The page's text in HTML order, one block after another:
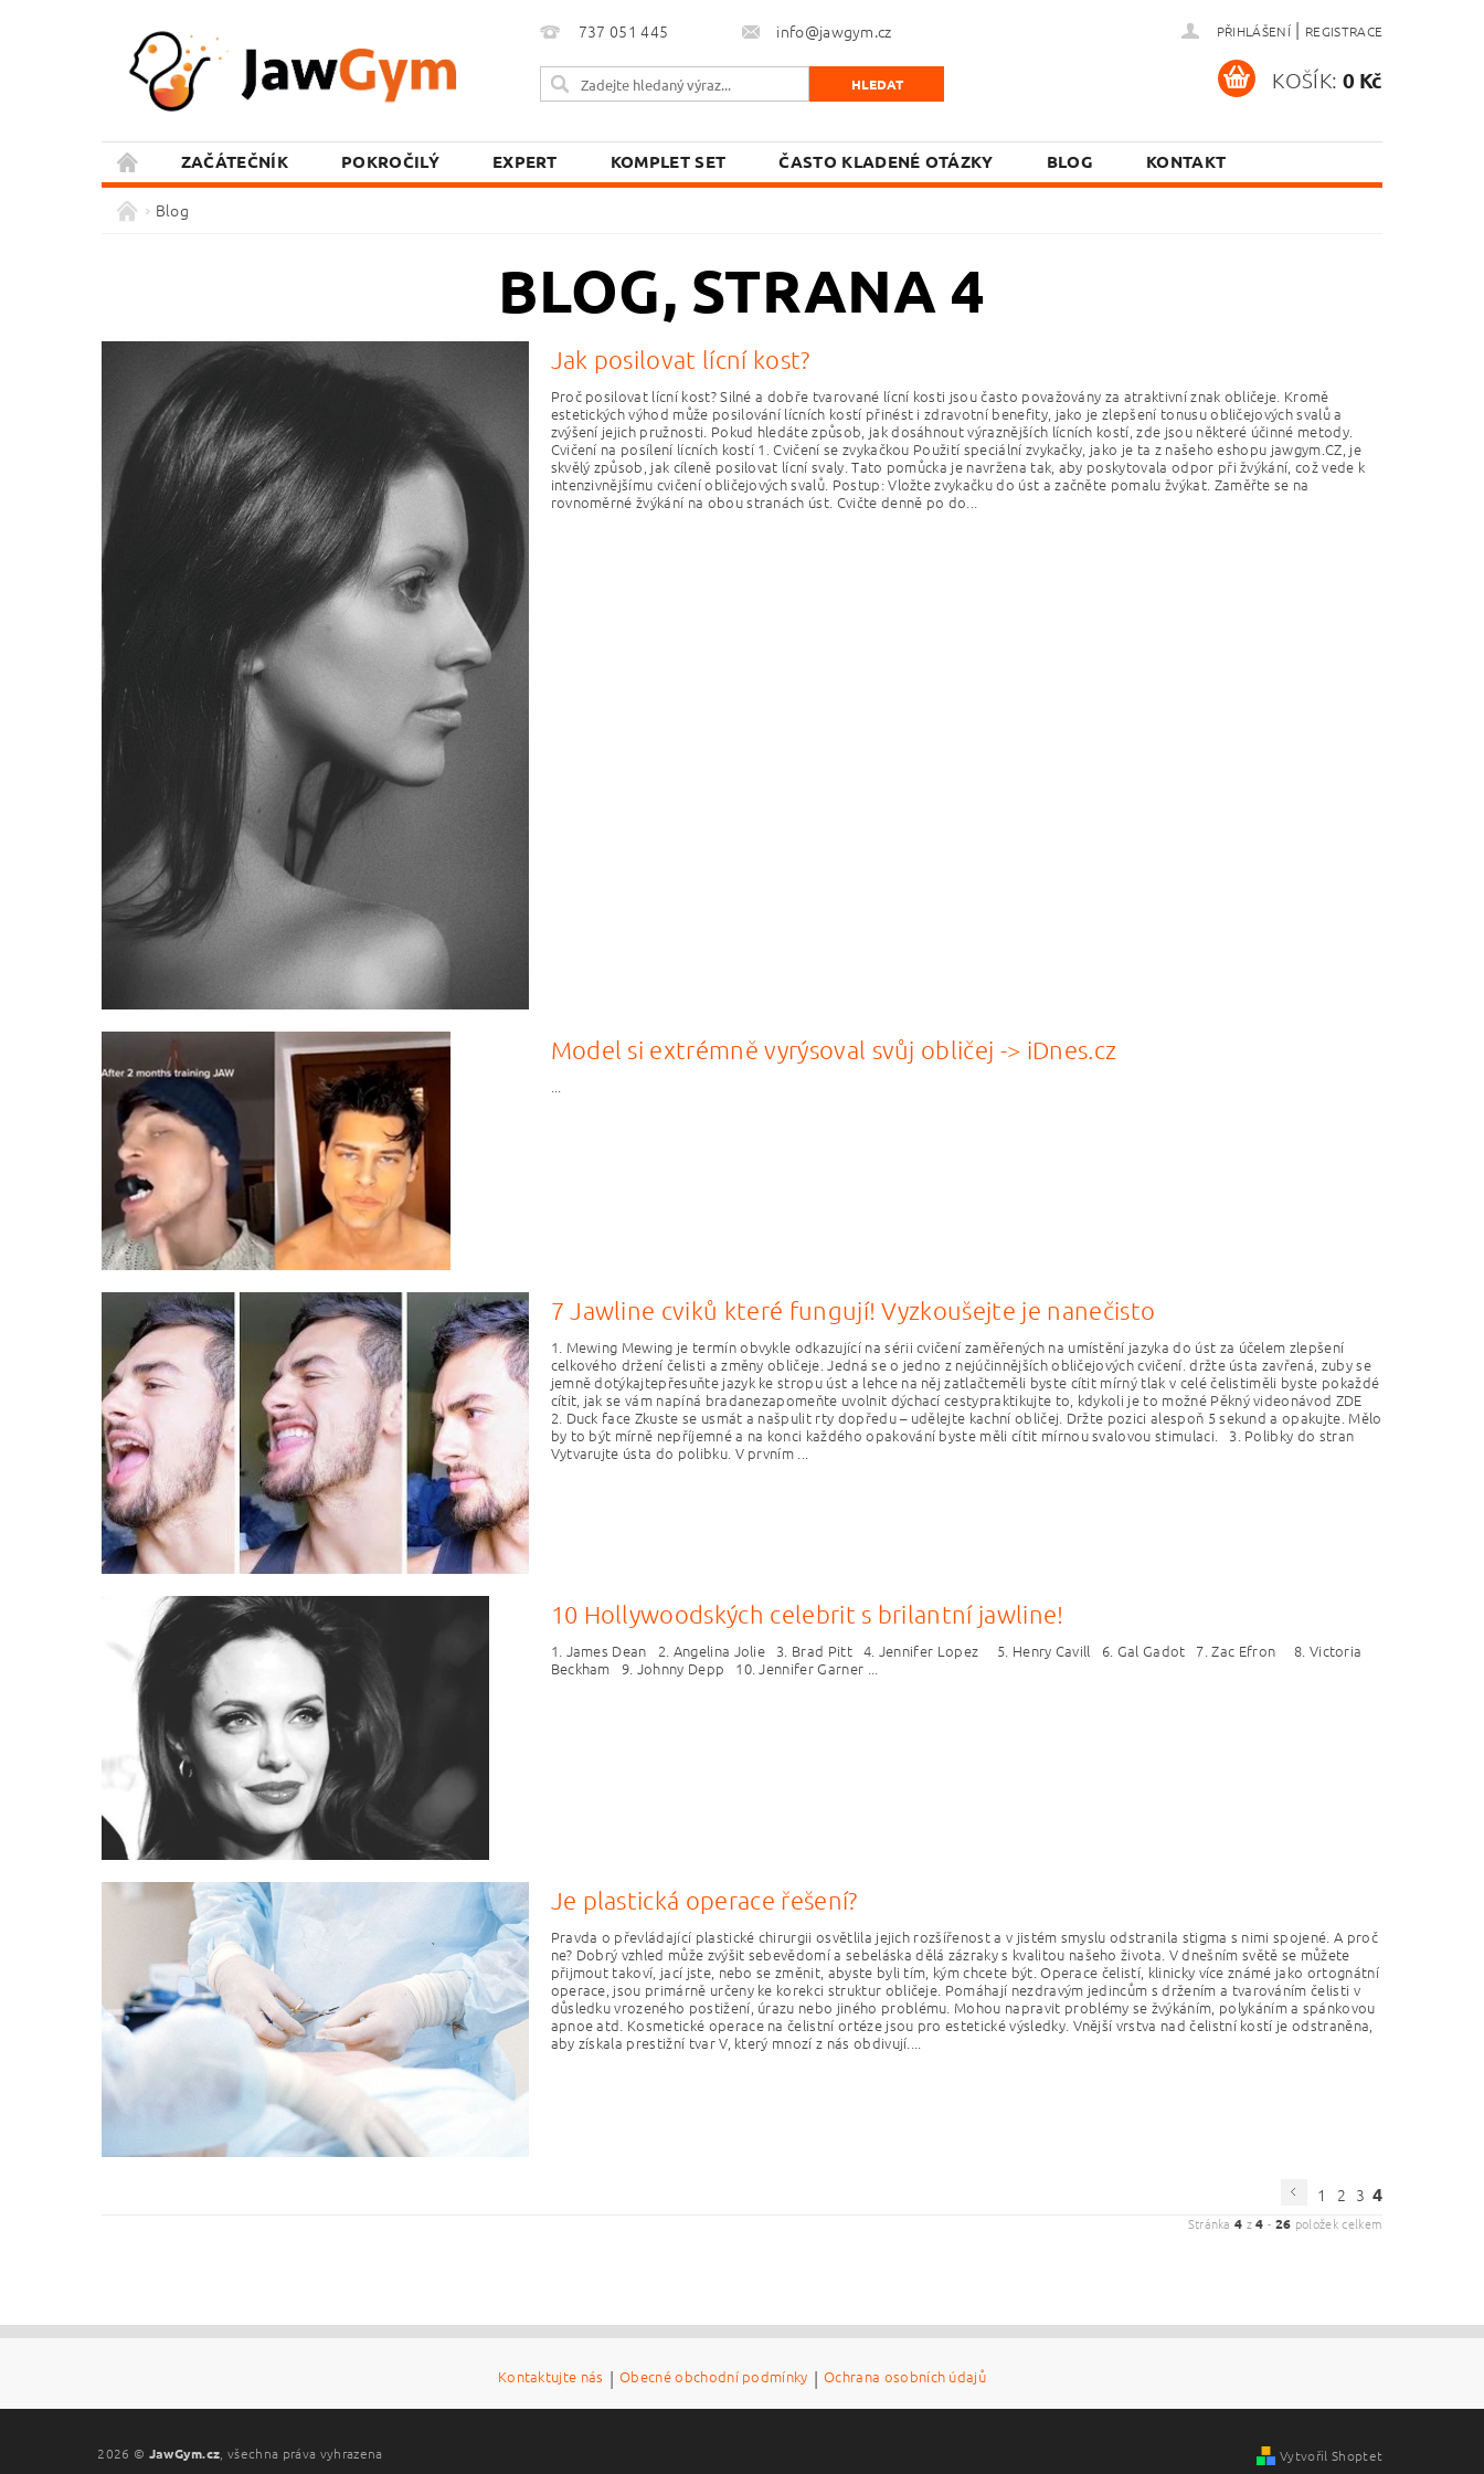
737 051 445 info@jawgym.cz PŘIHLÁŠENÍ | REGISTRACE
KOŠÍK: 0 Kč
ZAČÁTEČNÍK POKROČILÝ EXPERT KOMPLET SET ČASTO KLADENÉ OTÁZKY BLOG KONTAKT
Blog
BLOG, STRANA 4
Jak posilovat lícní kost?
Proč posilovat lícní kost? Silné a dobře tvarované lícní kosti jsou často považovány za atraktivní znak obličeje. Kromě
estetických výhod může posilování lícních kostí přinést i zdravotní benefity, jako je zlepšení tonusu obličejových svalů a
zvýšení jejich pružnosti. Pokud hledáte způsob, jak dosáhnout výraznějších lícních kostí, zde jsou některé účinné metody.
Cvičení na posílení lícních kostí 1. Cvičení se zvykačkou Použití speciální zvykačky, jako je ta z našeho eshopu jawgym.CZ, je
skvělý způsob, jak cíleně posilovat lícní svaly. Tato pomůcka je navržena tak, aby poskytovala odpor při žvýkání, což vede k
intenzivnějšímu cvičení obličejových svalů. Postup: Vložte zvykačku do úst a začněte pomalu žvýkat. Zaměřte se na
rovnoměrné žvýkání na obou stranách úst. Cvičte denně po do...
Model si extrémně vyrýsoval svůj obličej -> iDnes.cz
...
7 Jawline cviků které fungují! Vyzkoušejte je nanečisto
1. Mewing Mewing je termín obvykle odkazující na sérii cvičení zaměřených na umístění jazyka do úst za účelem zlepšení
celkového držení čelisti a změny obličeje. Jedná se o jedno z nejúčinnějších obličejových cvičení. držte ústa zavřená, zuby se
jemně dotýkajtepřesuňte jazyk ke stropu úst a lehce na něj zatlačteměli byste cítit mírný tlak v celé čelistiměli byste pokaždé
cítit, jak se vám napíná bradanezapomeňte uvolnit dýchací cestypraktikujte to, kdykoli je to možné Pěkný videonávod ZDE
2. Duck face Zkuste se usmát a našpulit rty dopředu – udělejte kachní obličej. Držte pozici alespoň 5 sekund a opakujte. Mělo
by to být mírně nepříjemné a na konci každého opakování byste měli cítit mírnou svalovou stimulaci. 3. Polibky do stran
Vytvarujte ústa do polibku. V prvním ...
10 Hollywoodských celebrit s brilantní jawline!
1. James Dean 2. Angelina Jolie 3. Brad Pitt 4. Jennifer Lopez 5. Henry Cavill 6. Gal Gadot 7. Zac Efron 8. Victoria
Beckham 9. Johnny Depp 10. Jennifer Garner ...
Je plastická operace řešení?
Pravda o převládající plastické chirurgii osvětlila jejich rozšířenost a v jistém smyslu odstranila stigma s nimi spojené. A proč
ne? Dobrý vzhled může zvýšit sebevědomí a sebeláska dělá zázraky s kvalitou našeho života. V dnešním světě se můžete
přijmout takoví, jací jste, nebo se změnit, abyste byli tím, kým chcete být. Operace čelistí, klinicky více známé jako ortognátní
operace, jsou primárně určeny ke korekci struktur obličeje. Pomáhají nezdravým jedincům s držením a tvarováním čelisti v
důsledku vrozeného postižení, úrazu nebo jiného problému. Mohou napravit problémy se žvýkáním, polykáním a spánkovou
apnoe atd. Kosmetické operace na čelistní ortéze jsou pro estetické výsledky. Vnější vrstva nad čelistní kostí je odstraněna,
aby získala prestižní tvar V, který mnozí z nás obdivují....
1 2 3 4
Stránka4 z4 - 26 položek celkem
Kontaktujte nás | Obecné obchodní podmínky | Ochrana osobních údajů
2026 © JawGym.cz , všechna práva vyhrazena Vytvořil Shoptet